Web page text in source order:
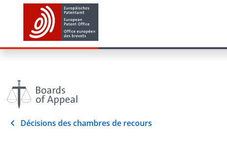
Décisions des chambres de recours